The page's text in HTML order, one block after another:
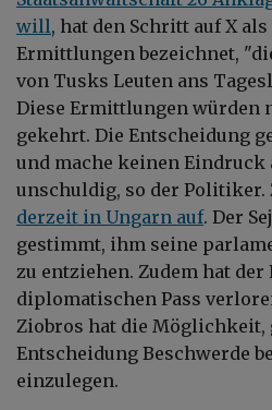
will, hat den Schritt auf X
Ermittlungen bezeichnet,
von Tusks Leuten ans
Diese Ermittlungen würden
gekehrt. Die Entscheidung
und mache keinen Eindruck
unschuldig, so der Politiker.
derzeit in Ungarn auf. Der
gestimmt, ihm seine
zu entziehen. Zudem hat
diplomatischen Pass
Ziobros hat die Möglichkeit,
Entscheidung Beschwerde
einzulegen.